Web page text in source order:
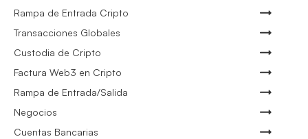
Rampa de Entrada Cripto
Transacciones Globales
Custodia de Cripto
Factura Web3 en Cripto
Rampa de Entrada/Salida
Negocios
Cuentas Bancarias